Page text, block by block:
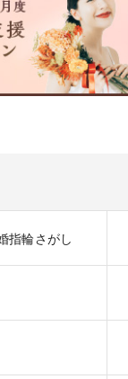
指輪さがし